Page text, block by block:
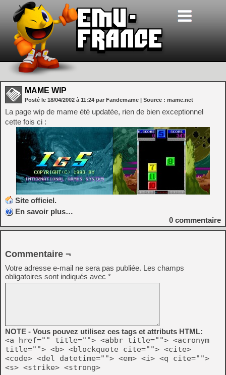
MAME WIP
Posté le 18/04/2002 à 11:24 par Fandemame | Source : mame.net
La page wip de mame été updatée, rien de bien exceptionnel
cette fois ci :
Site officiel.
En savoir plus…
0 commentaire
Commentaire ¬
Votre adresse e-mail ne sera pas publiée. Les champs
obligatoires sont indiqués avec *
NOTE - Vous pouvez utilisez ces tags et attributs HTML:
<a href="" title=""> <abbr title=""> <acronym
title=""> <b> <blockquote cite=""> <cite>
<code> <del datetime=""> <em> <i> <q cite="">
<s> <strike> <strong>